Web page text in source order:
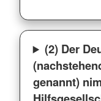
(2) Der
genannt)